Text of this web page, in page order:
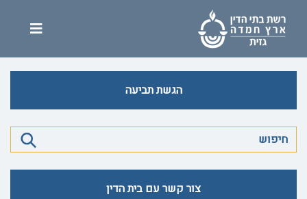
הגשת תביעה
צור קשר עם בית הדין